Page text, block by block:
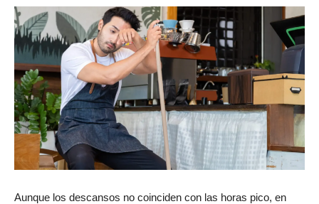
Aunque los descansos no coinciden con las horas pico, en